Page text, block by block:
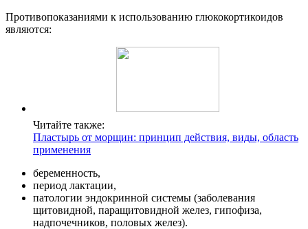
Противопоказаниями к использованию глюкокортикоидов
являются:
Читайте также:
Пластырь от морщин: принцип действия, виды, область
применения
беременность,
период лактации,
патологии эндокринной системы (заболевания
щитовидной, паращитовидной желез, гипофиза,
надпочечников, половых желез).